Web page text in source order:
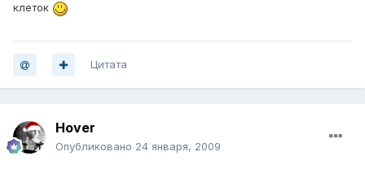
клеток
Цитата
Hover
Опубликовано 24 января, 2009